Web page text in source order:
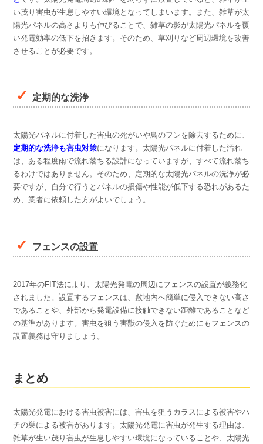
い茂り害虫が生息しやすい環境となってしまいます。また、雑草が太
陽光パネルの高さよりも伸びることで、雑草の影が太陽光パネルを覆
い発電効率の低下を招きます。そのため、草刈りなど周辺環境を改善
させることが必要です。
定期的な洗浄
太陽光パネルに付着した害虫の死がいや鳥のフンを除去するために、
定期的な洗浄も害虫対策になります。太陽光パネルに付着した汚れ
は、ある程度雨で流れ落ちる設計になっていますが、すべて流れ落ち
るわけではありません。そのため、定期的な太陽光パネルの洗浄が必
要ですが、自分で行うとパネルの損傷や性能が低下する恐れがあるた
め、業者に依頼した方がよいでしょう。
フェンスの設置
2017年のFIT法により、太陽光発電の周辺にフェンスの設置が義務化
されました。設置するフェンスは、敷地内へ簡単に侵入できない高さ
であることや、外部から発電設備に接触できない距離であることなど
の基準があります。害虫を狙う害獣の侵入を防ぐためにもフェンスの
設置義務は守りましょう。
まとめ
太陽光発電における害虫被害には、害虫を狙うカラスによる被害やハ
チの巣による被害があります。太陽光発電に害虫が発生する理由は、
雑草が生い茂り害虫が生息しやすい環境になっていることや、太陽光